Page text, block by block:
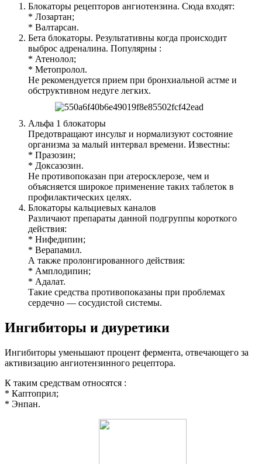
Блокаторы рецепторов ангиотензина. Сюда входят:
* Лозартан;
* Валтарсан.
Бета блокаторы. Результативны когда происходит
выброс адреналина. Популярны :
* Атенолол;
* Метопролол.
Не рекомендуется прием при бронхиальной астме и
обструктивном недуге легких.
Альфа 1 блокаторы
Предотвращают инсульт и нормализуют состояние
организма за малый интервал времени. Известны:
* Празозин;
* Доксазозин.
Не противопоказан при атеросклерозе, чем и
объясняется широкое применение таких таблеток в
профилактических целях.
Блокаторы кальциевых каналов
Различают препараты данной подгруппы короткого
действия:
* Нифедипин;
* Верапамил.
А также пролонгированного действия:
* Амплодипин;
* Адалат.
Такие средства противопоказаны при проблемах
сердечно — сосудистой системы.
Ингибиторы и диуретики
Ингибиторы уменьшают процент фермента, отвечающего за
активизацию ангиотензинного рецептора.
К таким средствам относятся :
* Каптоприл;
* Энпан.